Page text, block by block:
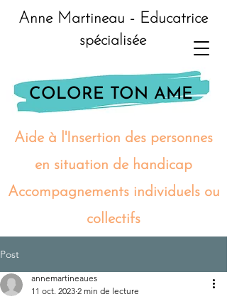
Anne Martineau - Educatrice
spécialisée
COLORE TON AME
Aide à l'Insertion des personnes
en situation de handicap
Accompagnements individuels ou
collectifs
Post
annemartineaues
11 oct. 2023 2 min de lecture